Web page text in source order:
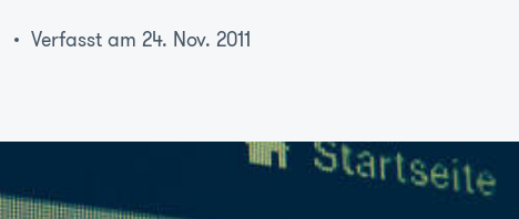
Verfasst am 24. Nov. 2011